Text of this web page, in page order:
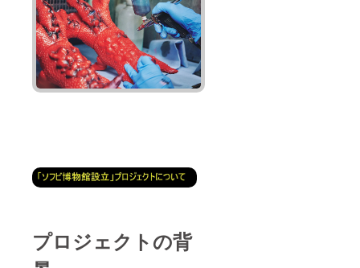
プロジェクトの背